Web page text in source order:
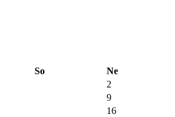
So
Ne
2
9
16